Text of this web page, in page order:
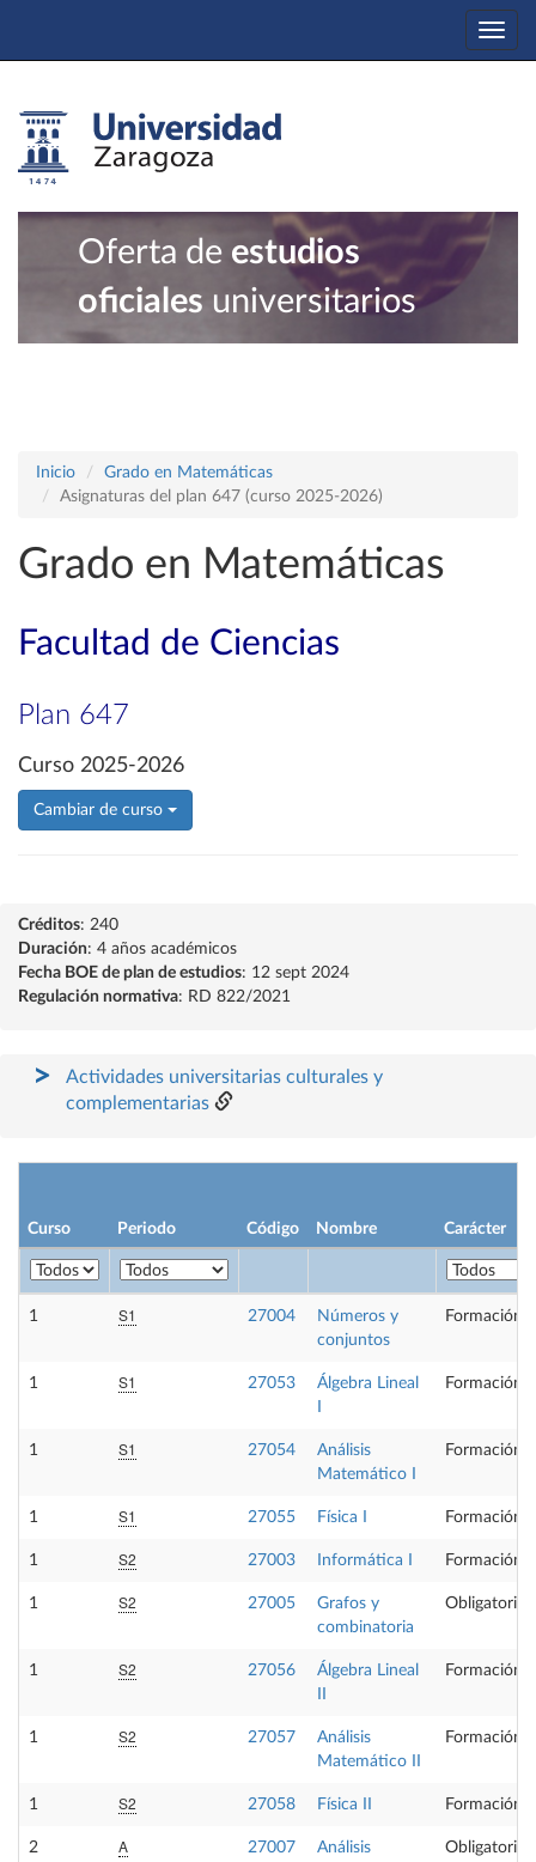
Oferta de estudios
oficiales universitarios
Inicio
Grado en Matemáticas
Asignaturas del plan 647 (curso 2025-2026)
Grado en Matemáticas
Facultad de Ciencias
Plan 647
Curso 2025-2026
Cambiar de curso
Créditos: 240
Duración: 4 años académicos
Fecha BOE de plan de estudios: 12 sept 2024
Regulación normativa: RD 822/2021
Actividades universitarias culturales y
complementarias
Curso Periodo Código Nombre Carácter
1 S1 27004
Números y
conjuntos
Formación
1 S1 27053
Álgebra Lineal
Formación
1 S1 27054
Análisis
Matemático I
Formación
1 S1 27055 Física I Formación
1 S2 27003 Informática I Formación
1 S2 27005
Grafos y
combinatoria
Obligatoria
1 S2 27056
Álgebra Lineal
Formación
1 S2 27057
Análisis
Matemático II
Formación
1 S2 27058 Física II Formación
2 A 27007
Análisis
Obligatoria